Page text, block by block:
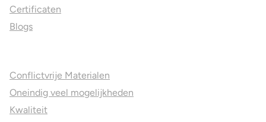
Certificaten
Blogs
Conflictvrije Materialen
Oneindig veel mogelijkheden
Kwaliteit